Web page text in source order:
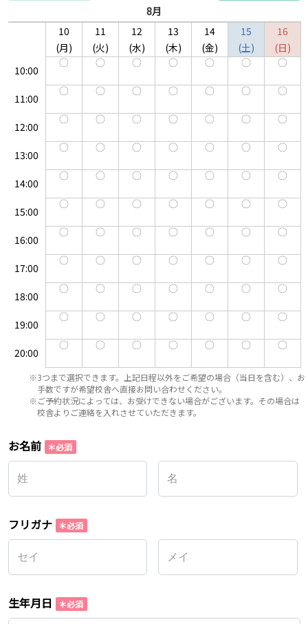
8月
10
11 12 13 14 15
16
月
火 水 木 金 土
日
10:00
11:00
12:00
13:00
14:00
15:00
16:00
17:00
18:00
19:00
20:00
※3つまで選択できます。上記日程以外をご希望の場合（当日を含む）、お
手数ですが希望校舎へ直接お問い合わせください。
※ご予約状況によっては、お受けできない場合がございます。その場合は
校舎よりご連絡を入れさせていただきます。
お名前
フリガナ
生年月日